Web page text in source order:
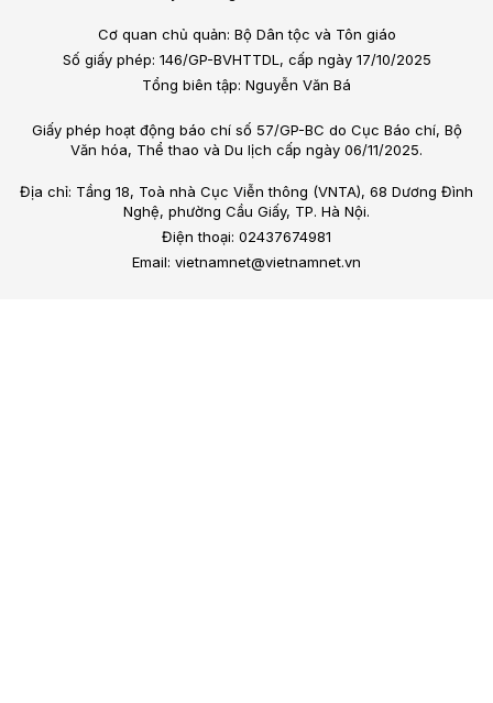
Cơ quan chủ quản: Bộ Dân tộc và Tôn giáo
Số giấy phép: 146/GP-BVHTTDL, cấp ngày 17/10/2025
Tổng biên tập: Nguyễn Văn Bá
Giấy phép hoạt động báo chí số 57/GP-BC do Cục Báo chí, Bộ
Văn hóa, Thể thao và Du lịch cấp ngày 06/11/2025.
Địa chỉ: Tầng 18, Toà nhà Cục Viễn thông (VNTA), 68 Dương Đình
Nghệ, phường Cầu Giấy, TP. Hà Nội.
Điện thoại: 02437674981
Email: vietnamnet@vietnamnet.vn